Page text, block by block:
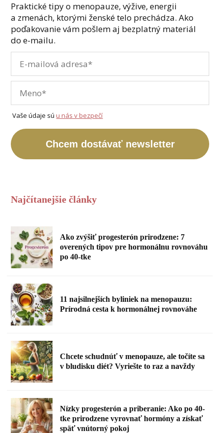
Praktické tipy o menopauze, výžive, energii
a zmenách, ktorými ženské telo prechádza. Ako
poďakovanie vám pošlem aj bezplatný materiál
do e-mailu.
Vaše údaje súu nás v bezpečí
Chcem dostávať newsletter
Najčítanejšie články
Ako zvýšiť progesterón prirodzene: 7
overených tipov pre hormonálnu rovnováhu
po 40-tke
11 najsilnejších byliniek na menopauzu:
Prírodná cesta k hormonálnej rovnováhe
Chcete schudnúť v menopauze, ale točíte sa
v bludisku diét? Vyriešte to raz a navždy
Nízky progesterón a priberanie: Ako po 40-
tke prirodzene vyrovnať hormóny a získať
späť vnútorný pokoj